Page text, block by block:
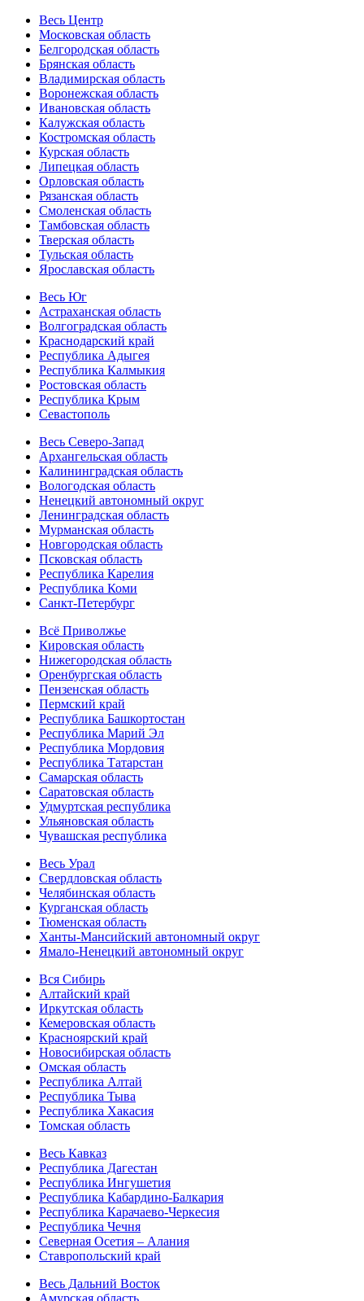
Весь Центр
Московская область
Белгородская область
Брянская область
Владимирская область
Воронежская область
Ивановская область
Калужская область
Костромская область
Курская область
Липецкая область
Орловская область
Рязанская область
Смоленская область
Тамбовская область
Тверская область
Тульская область
Ярославская область
Весь Юг
Астраханская область
Волгоградская область
Краснодарский край
Республика Адыгея
Республика Калмыкия
Ростовская область
Республика Крым
Севастополь
Весь Северо-Запад
Архангельская область
Калининградская область
Вологодская область
Ненецкий автономный округ
Ленинградская область
Мурманская область
Новгородская область
Псковская область
Республика Карелия
Республика Коми
Санкт-Петербург
Всё Приволжье
Кировская область
Нижегородская область
Оренбургская область
Пензенская область
Пермский край
Республика Башкортостан
Республика Марий Эл
Республика Мордовия
Республика Татарстан
Самарская область
Саратовская область
Удмуртская республика
Ульяновская область
Чувашская республика
Весь Урал
Свердловская область
Челябинская область
Курганская область
Тюменская область
Ханты-Мансийский автономный округ
Ямало-Ненецкий автономный округ
Вся Сибирь
Алтайский край
Иркутская область
Кемеровская область
Красноярский край
Новосибирская область
Омская область
Республика Алтай
Республика Тыва
Республика Хакасия
Томская область
Весь Кавказ
Республика Дагестан
Республика Ингушетия
Республика Кабардино-Балкария
Республика Карачаево-Черкесия
Республика Чечня
Северная Осетия – Алания
Ставропольский край
Весь Дальний Восток
Амурская область